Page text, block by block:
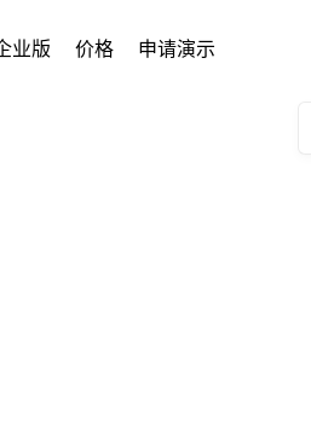
业版 价格 申请演示